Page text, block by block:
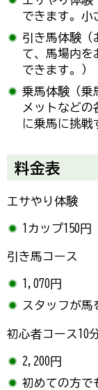
できます。小
引き馬体験（
て、馬場内を
できます。）
乗馬体験（乗
メットなど
に乗馬に挑戦
料金表
エサやり体験
1カップ150円
引き馬コース
1,070円
スタッフが馬
初心者コース10
2,200円
初めての方で